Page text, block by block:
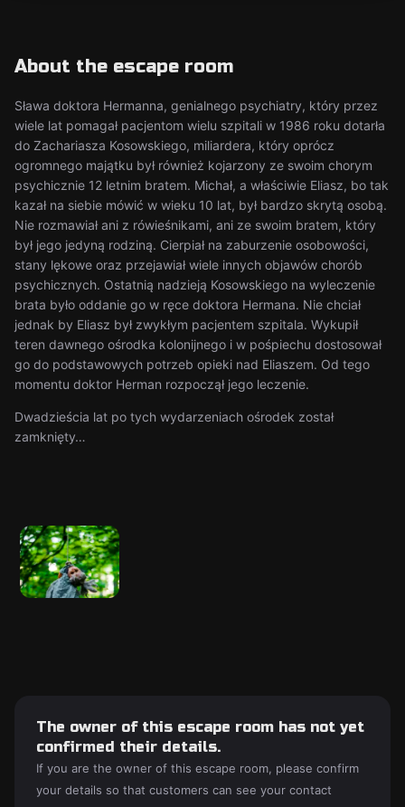
About the escape room
Sława doktora Hermanna, genialnego psychiatry, który przez
wiele lat pomagał pacjentom wielu szpitali w 1986 roku dotarła
do Zachariasza Kosowskiego, miliardera, który oprócz
ogromnego majątku był również kojarzony ze swoim chorym
psychicznie 12 letnim bratem. Michał, a właściwie Eliasz, bo tak
kazał na siebie mówić w wieku 10 lat, był bardzo skrytą osobą.
Nie rozmawiał ani z rówieśnikami, ani ze swoim bratem, który
był jego jedyną rodziną. Cierpiał na zaburzenie osobowości,
stany lękowe oraz przejawiał wiele innych objawów chorób
psychicznych. Ostatnią nadzieją Kosowskiego na wyleczenie
brata było oddanie go w ręce doktora Hermana. Nie chciał
jednak by Eliasz był zwykłym pacjentem szpitala. Wykupił
teren dawnego ośrodka kolonijnego i w pośpiechu dostosował
go do podstawowych potrzeb opieki nad Eliaszem. Od tego
momentu doktor Herman rozpoczął jego leczenie.
Dwadzieścia lat po tych wydarzeniach ośrodek został
zamknięty…
The owner of this escape room has not yet
confirmed their details.
If you are the owner of this escape room, please confirm
your details so that customers can see your contact